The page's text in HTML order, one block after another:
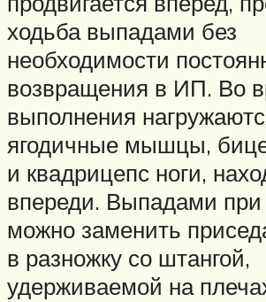
ходьба выпадами без
необходимости
возвращения в ИП. Во
выполнения
ягодичные мышцы,
и квадрицепс ноги,
впереди. Выпадами при
можно заменить
в разножку со штангой,
удерживаемой на